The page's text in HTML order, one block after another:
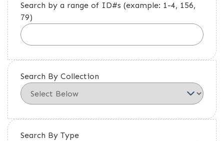
Search by a range of ID#s (example: 1-4, 156,
79)
Search By Collection
Search By Type